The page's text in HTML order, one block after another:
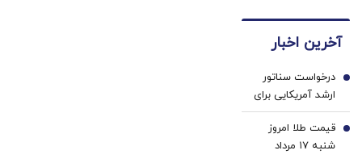
پزشکی
سفید
کننده
خانگی
این
کرم
ترمیم
کننده
23
روزه
آخرین اخبار
درخواست سناتور
ارشد آمریکایی برای
برکناری ترامپ/
سیاست های او
فاجعه بار است/
1
قیمت طلا امروز
شنبه ۱۷ مرداد
2